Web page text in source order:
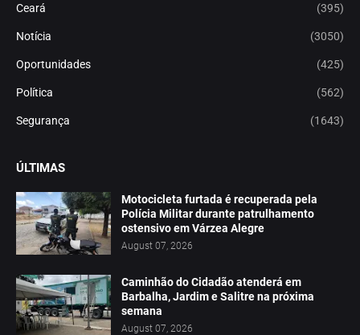
Ceará (395)
Notícia (3050)
Oportunidades (425)
Política (562)
Segurança (1643)
ÚLTIMAS
Motocicleta furtada é recuperada pela
Polícia Militar durante patrulhamento
ostensivo em Várzea Alegre
August 07, 2026
Caminhão do Cidadão atenderá em
Barbalha, Jardim e Salitre na próxima
semana
August 07, 2026